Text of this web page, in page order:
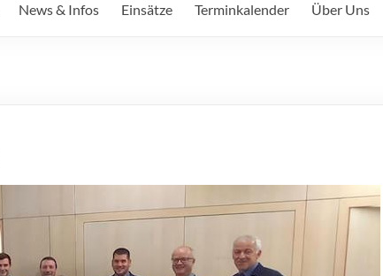
News & Infos Einsätze Terminkalender Über Uns